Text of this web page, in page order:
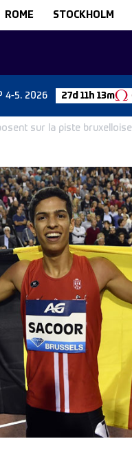
ROME STOCKHOLM
4-5. 2026 27d 11h 13m
sur la piste